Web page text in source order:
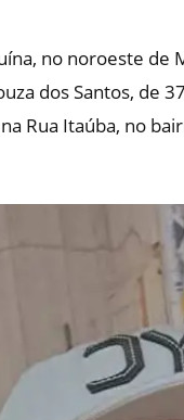
no noroeste de
dos Santos,
Rua Itaúba, no